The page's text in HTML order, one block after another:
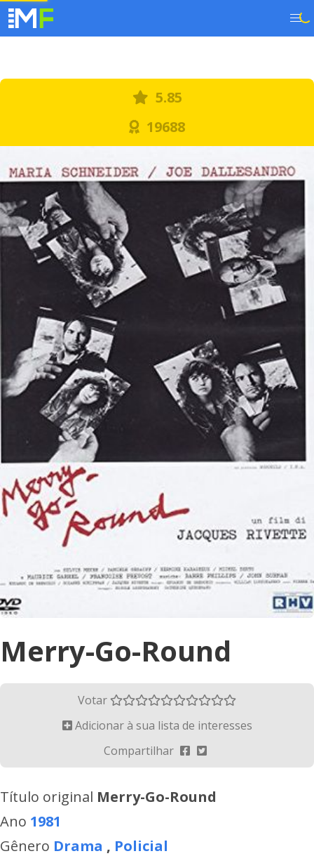
5.85
19688
Merry-Go-Round
Votar
Adicionar à sua lista de interesses
Compartilhar
Título original Merry-Go-Round
Ano 1981
Gênero Drama , Policial